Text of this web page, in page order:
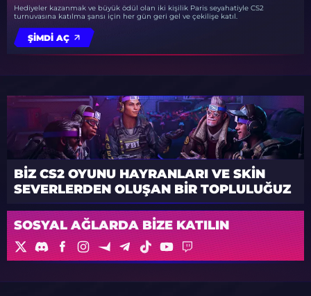
Hediyeler kazanmak ve büyük ödül olan iki kişilik Paris seyahatiyle CS2
turnuvasına katılma şansı için her gün geri gel ve çekilişe katıl.
ŞIMDI AÇ
BIZ CS2 OYUNU HAYRANLARI VE SKIN
SEVERLERDEN OLUŞAN BIR TOPLULUĞUZ
SOSYAL AĞLARDA BIZE KATILIN